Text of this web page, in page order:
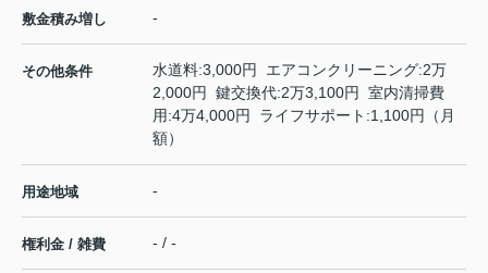
敷金積み増し -
その他条件
水道料:3,000円 エアコンクリーニング:2万
2,000円 鍵交換代:2万3,100円 室内清掃費
用:4万4,000円 ライフサポート:1,100円（月
額）
用途地域 -
権利金 / 雑費 - / -